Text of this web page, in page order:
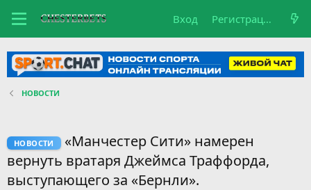
Вход Регистрация
НОВОСТИ
НОВОСТИ
«Манчестер Сити» намерен
вернуть вратаря Джеймса Траффорда,
выступающего за «Бернли».